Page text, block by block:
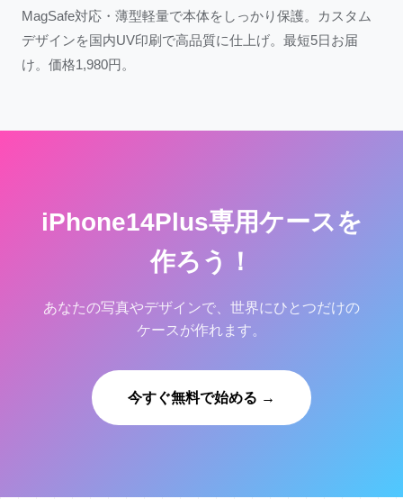
MagSafe対応・薄型軽量で本体をしっかり保護。カスタム
デザインを国内UV印刷で高品質に仕上げ。最短5日お届
け。価格1,980円。
iPhone14Plus専用ケースを
作ろう！
あなたの写真やデザインで、世界にひとつだけの
ケースが作れます。
今すぐ無料で始める →